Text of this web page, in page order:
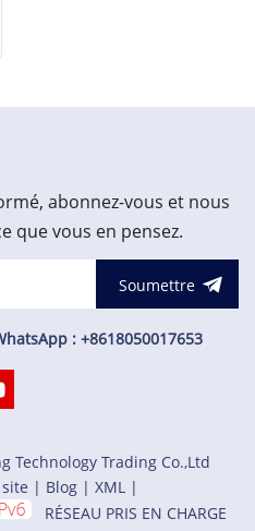
abonnez-vous et nous
que vous en pensez.
Soumettre
: +8618050017653
Technology Trading Co.,Ltd
| Blog | XML |
RÉSEAU PRIS EN CHARGE